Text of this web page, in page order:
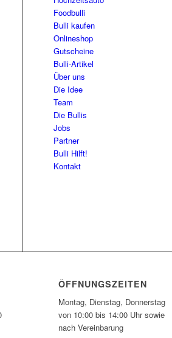
Foodbulli
Bulli kaufen
Onlineshop
Gutscheine
Bulli-Artikel
Über uns
Die Idee
Team
Die Bullis
Jobs
Partner
Bulli Hilft!
Kontakt
ÖFFNUNGSZEITEN
Montag, Dienstag, Donnerstag
von 10:00 bis 14:00 Uhr sowie
nach Vereinbarung